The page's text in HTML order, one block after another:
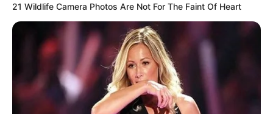
21 Wildlife Camera Photos Are Not For The Faint Of Heart